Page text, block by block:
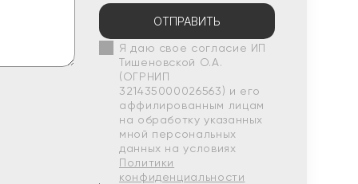
ОТПРАВИТЬ
Я даю свое согласие ИП
Тишеновской О.А.
(ОГРНИП
321435000026563) и его
аффилированным лицам
на обработку указанных
мной персональных
данных на условиях
Политики
конфиденциальности